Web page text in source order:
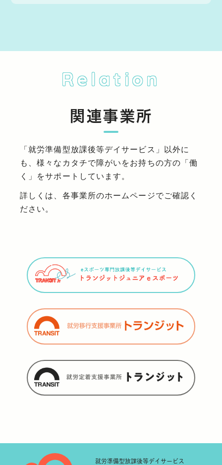
Relation
関連事業所
「就労準備型放課後等デイサービス」以外に
も、様々なカタチで障がいをお持ちの方の「働
く」をサポートしています。
詳しくは、各事業所のホームページでご確認く
ださい。
就労準備型放課後等デイサービス